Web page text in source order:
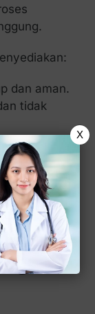
dan aman.
tidak
terbuka
akurat.
X